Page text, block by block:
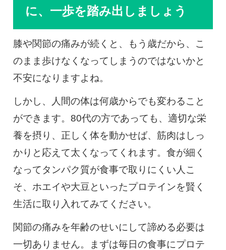
に、一歩を踏み出しましょう
膝や関節の痛みが続くと、もう歳だから、こ
のまま歩けなくなってしまうのではないかと
不安になりますよね。
しかし、人間の体は何歳からでも変わること
ができます。80代の方であっても、適切な栄
養を摂り、正しく体を動かせば、筋肉はしっ
かりと応えて太くなってくれます。食が細く
なってタンパク質が食事で取りにくい人こ
そ、ホエイや大豆といったプロテインを賢く
生活に取り入れてみてください。
関節の痛みを年齢のせいにして諦める必要は
一切ありません。まずは毎日の食事にプロテ